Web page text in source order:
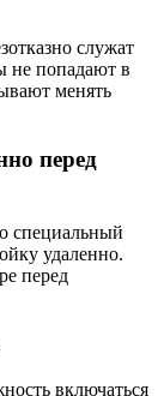
служат
не попадают в
менять
перед
специальный
удаленно.
перед
включаться